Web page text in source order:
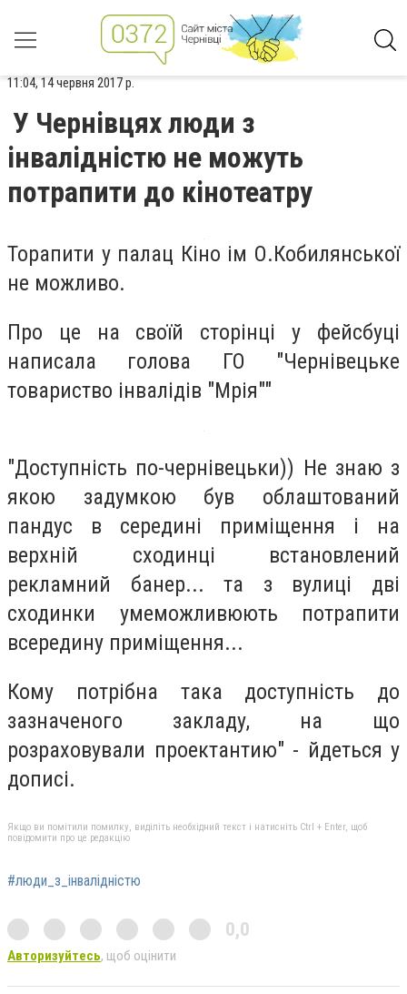
11:04, 14 червня 2017 р.
У Чернівцях люди з
інвалідністю не можуть
потрапити до кінотеатру
Торапити у палац Кіно ім О.Кобилянської
не можливо.
Про це на своїй сторінці у фейсбуці
написала голова ГО "Чернівецьке
товариство інвалідів "Мрія""
"Доступність по-чернівецьки)) Не знаю з
якою задумкою був облаштований
пандус в середині приміщення і на
верхній сходинці встановлений
рекламний банер... та з вулиці дві
сходинки умеможливюють потрапити
всередину приміщення...
Кому потрібна така доступність до
зазначеного закладу, на що
розраховували проектантию" - йдеться у
дописі.
Якщо ви помітили помилку, виділіть необхідний текст і натисніть Ctrl + Enter, щоб
повідомити про це редакцію
#люди_з_інвалідністю
0,0
Авторизуйтесь, щоб оцінити